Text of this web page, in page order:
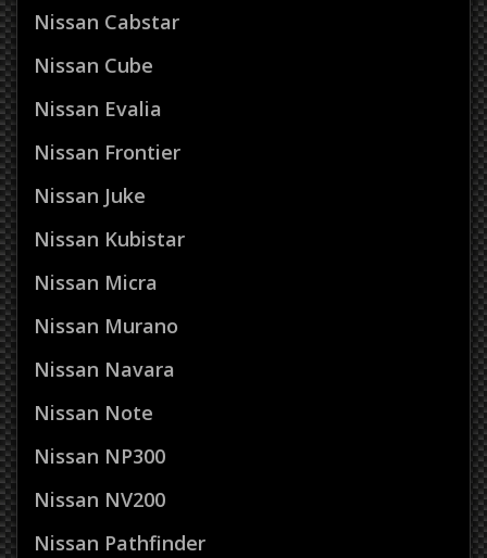
Nissan Cabstar
Nissan Cube
Nissan Evalia
Nissan Frontier
Nissan Juke
Nissan Kubistar
Nissan Micra
Nissan Murano
Nissan Navara
Nissan Note
Nissan NP300
Nissan NV200
Nissan Pathfinder